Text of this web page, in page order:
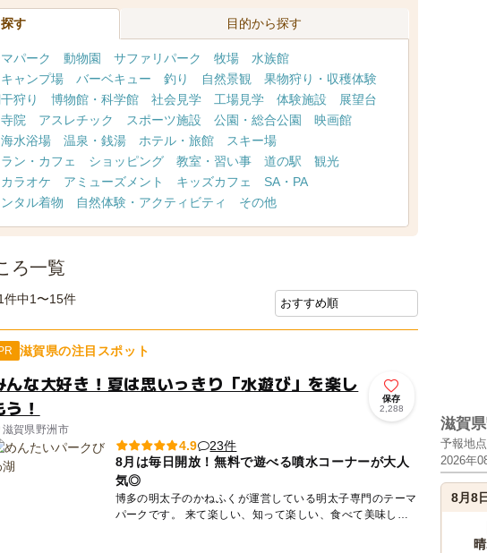
す 目的から探す
パーク 動物園 サファリパーク 牧場
水族館
キャンプ場 バーベキュー 釣り 自然景観
果物狩り・収穫体験
狩り 博物館・科学館 社会見学 工場見学 体験施設
展望台
院 アスレチック スポーツ施設 公園・総合公園
映画館
海水浴場 温泉・銭湯 ホテル・旅館
スキー場
ン・カフェ ショッピング 教室・習い事 道の駅
観光
カラオケ アミューズメント キッズカフェ
SA・PA
タル着物 自然体験・アクティビティ その他
ろ一覧
件中1〜15件
PR 滋賀県の注目スポット
んな大好き！夏は思いっきり「水遊び」を楽し
う！
滋賀県野洲市
保存
2,288
4.9
23件
8月は毎日開放！無料で遊べる噴水コーナーが大人
気◎
博多の明太子のかねふくが運営している明太子専門のテーマ
パークです。 来て楽しい、知って楽しい、食べて美味し
滋賀
予報地
2026年
8月8